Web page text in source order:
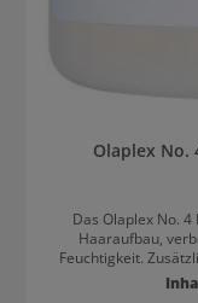
Olaplex No.
Das Olaplex No.
Haaraufbau,
Feuchtigkeit.
patentierten Olaplex